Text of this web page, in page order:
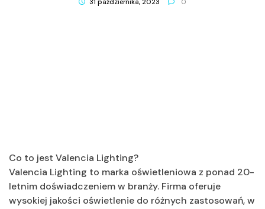
31 października, 2023 0
Co to jest Valencia Lighting?
Valencia Lighting to marka oświetleniowa z ponad 20-
letnim doświadczeniem w branży. Firma oferuje
wysokiej jakości oświetlenie do różnych zastosowań, w